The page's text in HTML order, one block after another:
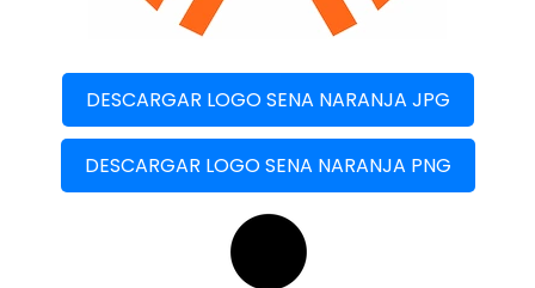
DESCARGAR LOGO SENA NARANJA JPG
DESCARGAR LOGO SENA NARANJA PNG